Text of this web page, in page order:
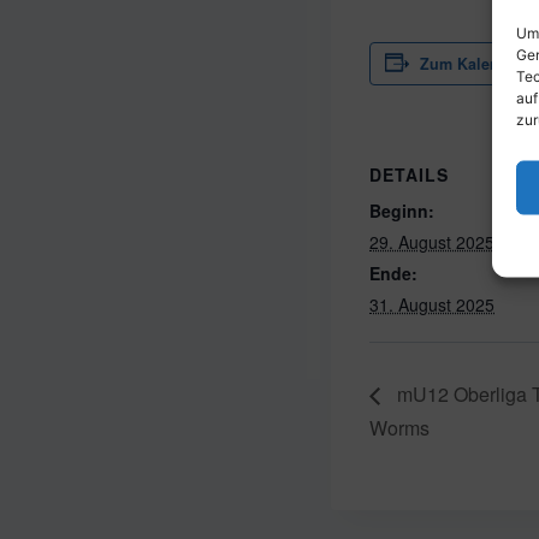
Zum Kalender
DETAILS
Beginn:
29. August 2025
Ende:
31. August 2025
mU12 Oberliga
Worms